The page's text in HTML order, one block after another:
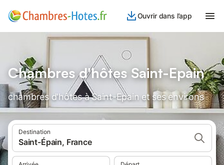
Ouvrir dans l’app
Chambres d'hôtes Saint-Epain
chambres d'hôtes à Saint-Epain et ses environs
Destination
Saint-Épain, France